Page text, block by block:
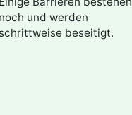
und werden
beseitigt.